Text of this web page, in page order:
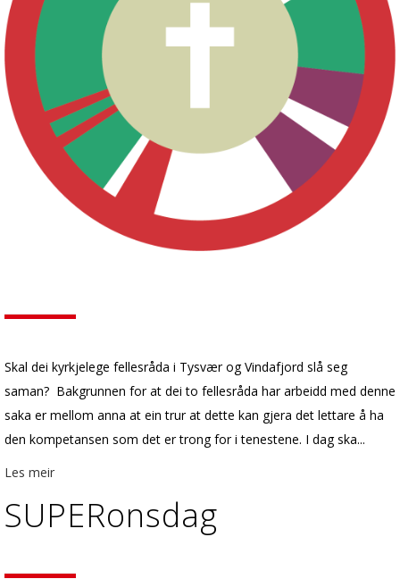
Skal dei kyrkjelege fellesråda i Tysvær og Vindafjord slå seg
saman? Bakgrunnen for at dei to fellesråda har arbeidd med denne
saka er mellom anna at ein trur at dette kan gjera det lettare å ha
den kompetansen som det er trong for i tenestene. I dag ska...
Les meir
SUPERonsdag